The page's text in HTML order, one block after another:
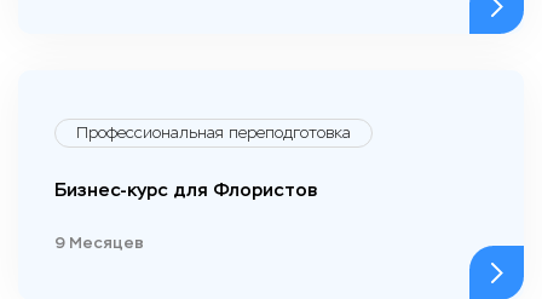
Профессиональная переподготовка
Бизнес-курс для Флористов
9 Месяцев